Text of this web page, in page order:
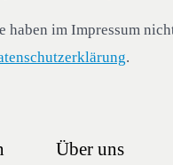
haben im Impressum
.
Über uns